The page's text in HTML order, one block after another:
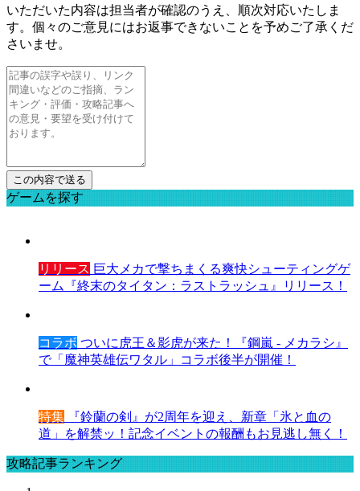
いただいた内容は担当者が確認のうえ、順次対応いたしま
す。個々のご意見にはお返事できないことを予めご了承くだ
さいませ。
ゲームを探す
リリース 巨大メカで撃ちまくる爽快シューティングゲ
ーム『終末のタイタン：ラストラッシュ』リリース！
コラボ ついに虎王＆影虎が来た！『鋼嵐 - メカラシ』
で「魔神英雄伝ワタル」コラボ後半が開催！
特集 『鈴蘭の剣』が2周年を迎え、新章「氷と血の
道」を解禁ッ！記念イベントの報酬もお見逃し無く！
攻略記事ランキング